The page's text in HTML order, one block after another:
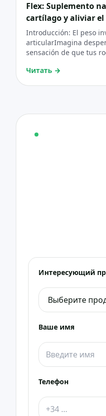
Flex: Suplemento
cartílago y aliviar
artritis y artrosis
Introducción: El peso
articularImagina
sensación de que tus
Читать →
Интересующий
Ваше имя
Телефон